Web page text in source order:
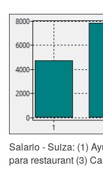
Salario - Suiza: (1)
para restaurant (3)